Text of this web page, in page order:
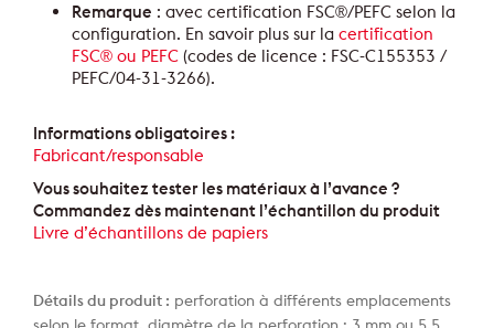
Remarque : avec certification FSC®/PEFC selon la
configuration. En savoir plus sur lacertification
FSC® ou PEFC (codes de licence : FSC-C155353 /
PEFC/04-31-3266).
Informations obligatoires :
Fabricant/responsable
Vous souhaitez tester les matériaux à l’avance ?
Commandez dès maintenant l’échantillon du produit
Livre d’échantillons de papiers
Détails du produit : perforation à différents emplacements